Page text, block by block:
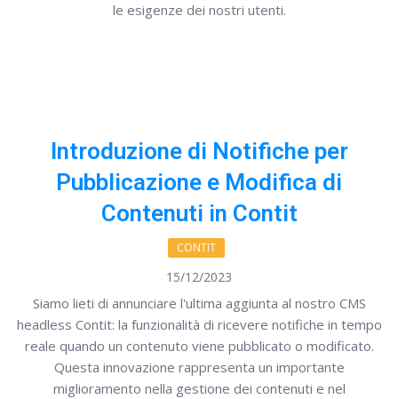
le esigenze dei nostri utenti.
Introduzione di Notifiche per
Pubblicazione e Modifica di
Contenuti in Contit
CONTIT
15/12/2023
Siamo lieti di annunciare l'ultima aggiunta al nostro CMS
headless Contit: la funzionalità di ricevere notifiche in tempo
reale quando un contenuto viene pubblicato o modificato.
Questa innovazione rappresenta un importante
miglioramento nella gestione dei contenuti e nel